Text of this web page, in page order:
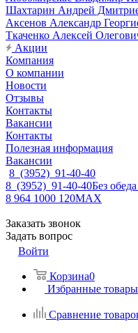
Шахтарин Андрей
Аксенов Александр
Ткаченко Алексей
Акции
Компания
О компании
Новости
Отзывы
Контакты
Вакансии
Контакты
Полезная информация
Вакансии
8 (3952) 91-40-40
8 (3952) 91-40-40Без
8 964 1000 120MAX
Заказать звонок
Задать вопрос
Войти
Корзина0
Избранные товары
Сравнение